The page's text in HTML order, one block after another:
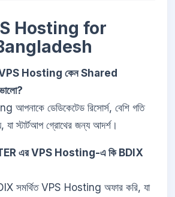
Hosting for
VPS Hosting কেন Shared
ডেডিকেটেড রিসোর্স, বেশি গতি
যা স্টার্টআপ গ্রোথের জন্য আদর্শ।
এর VPS Hosting-এ কি BDIX
সমর্থিত VPS Hosting অফার করি, যা